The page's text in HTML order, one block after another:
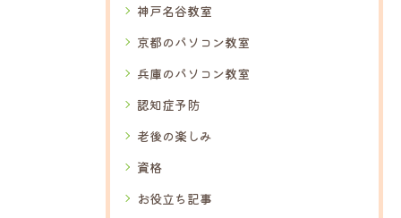
神戸名谷教室
京都のパソコン教室
兵庫のパソコン教室
認知症予防
老後の楽しみ
資格
お役立ち記事